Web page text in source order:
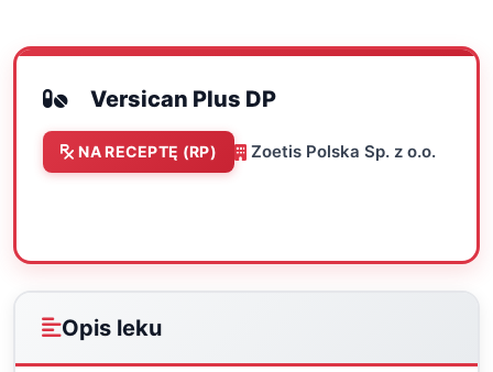
Versican Plus DP
NA RECEPTĘ (RP) Zoetis Polska Sp. z o.o.
Opis leku